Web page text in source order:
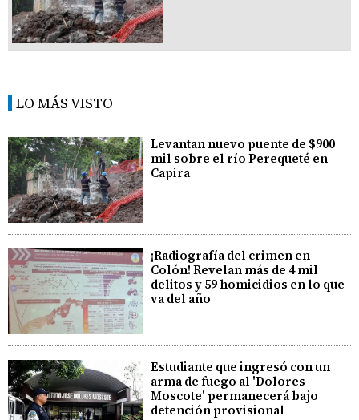
LO MÁS VISTO
Levantan nuevo puente de $900
mil sobre el río Perequeté en
Capira
¡Radiografía del crimen en
Colón! Revelan más de 4 mil
delitos y 59 homicidios en lo que
va del año
Estudiante que ingresó con un
arma de fuego al 'Dolores
Moscote' permanecerá bajo
detención provisional